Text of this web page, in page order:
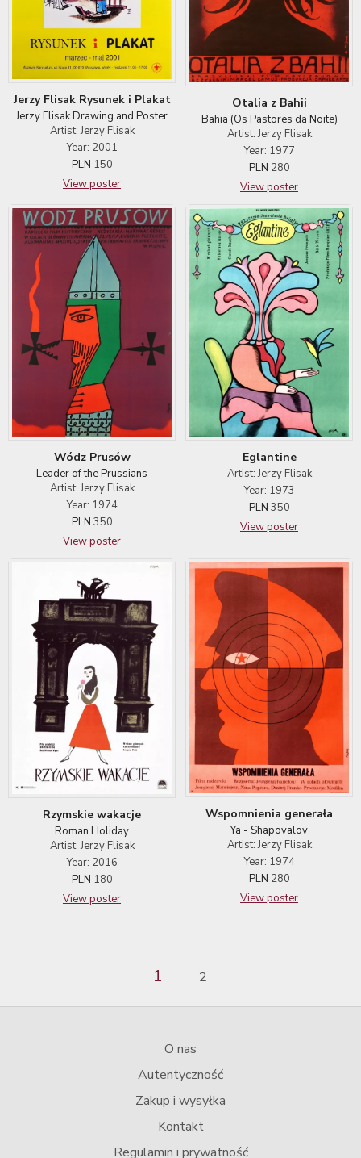
Jerzy Flisak Rysunek i Plakat
Jerzy Flisak Drawing and Poster
Artist: Jerzy Flisak
Year: 2001
PLN 150
View poster
Otalia z Bahii
Bahia (Os Pastores da Noite)
Artist: Jerzy Flisak
Year: 1977
PLN 280
View poster
Wódz Prusów
Leader of the Prussians
Artist: Jerzy Flisak
Year: 1974
PLN 350
View poster
Eglantine
Artist: Jerzy Flisak
Year: 1973
PLN 350
View poster
Rzymskie wakacje
Roman Holiday
Artist: Jerzy Flisak
Year: 2016
PLN 180
View poster
Wspomnienia generała
Ya - Shapovalov
Artist: Jerzy Flisak
Year: 1974
PLN 280
View poster
1 2
O nas
Autentyczność
Zakup i wysyłka
Kontakt
Regulamin i prywatność